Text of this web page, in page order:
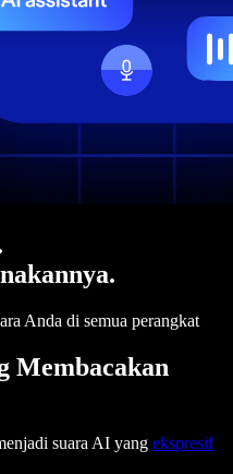
Anda di semua perangkat
Membacakan
suara AI yang ekspresif